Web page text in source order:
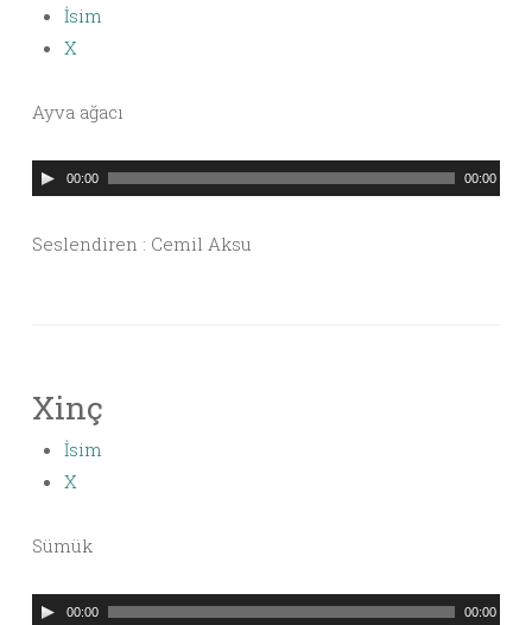
İsim
X
Ayva ağacı
Ses
00:00 00:00
Seslendiren : Cemil Aksu
Xinç
İsim
X
Sümük
Ses
00:00 00:00